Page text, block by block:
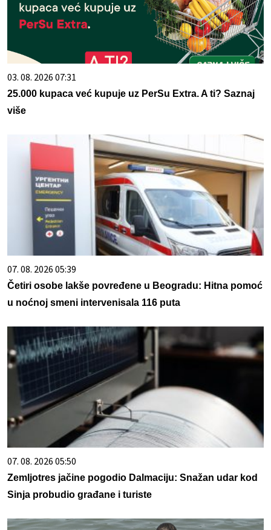
03. 08. 2026 07:31
25.000 kupaca već kupuje uz PerSu Extra. A ti? Saznaj
više
07. 08. 2026 05:39
Četiri osobe lakše povređene u Beogradu: Hitna pomoć
u noćnoj smeni intervenisala 116 puta
07. 08. 2026 05:50
Zemljotres jačine pogodio Dalmaciju: Snažan udar kod
Sinja probudio građane i turiste